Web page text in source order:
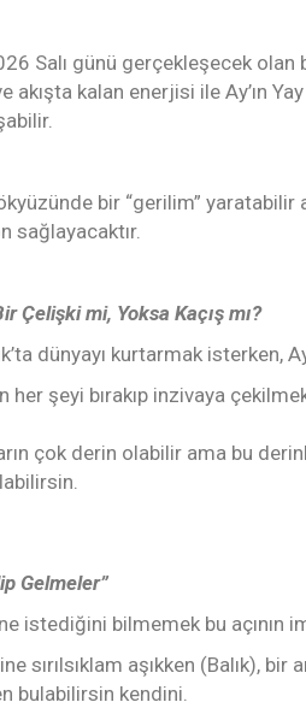
Salı günü gerçekleşecek olan
akışta kalan enerjisi ile Ay’ın
bir “gerilim”
sağlayacaktır.
Çelişki mi, Yoksa Kaçış mı?
dünyayı kurtarmak isterken,
her şeyi bırakıp inzivaya
çok derin olabilir ama bu
Gelmeler”
istediğini bilmemek bu açının
sırılsıklam aşıkken (Balık),
bulabilirsin kendini.